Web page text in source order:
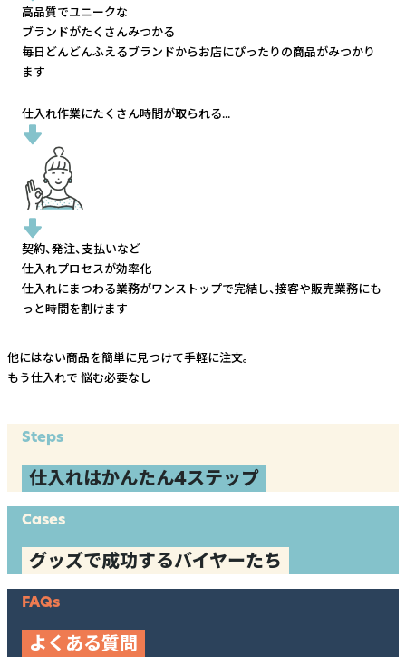
高品質でユニークな
ブランドがたくさんみつかる
毎日どんどんふえるブランドからお店にぴったりの商品がみつかり
ます
仕入れ作業にたくさん時間が取られる...
契約、発注、支払いなど
仕入れプロセスが効率化
仕入れにまつわる業務がワンストップで完結し、接客や販売業務にも
っと時間を割けます
他にはない商品を簡単に見つけて手軽に注文。
もう仕入れで 悩む必要なし
Steps
仕入れはかんたん4ステップ
Cases
グッズで成功するバイヤーたち
FAQs
よくある質問